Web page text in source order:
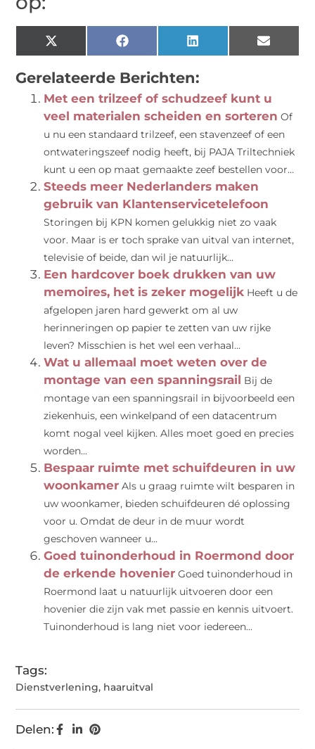
X
(Twitter)
Facebook LinkedIn Email
Gerelateerde Berichten:
Met een trilzeef of schudzeef kunt u
veel materialen scheiden en sorteren Of
u nu een standaard trilzeef, een stavenzeef of een
ontwateringszeef nodig heeft, bij PAJA Triltechniek
kunt u een op maat gemaakte zeef bestellen voor...
Steeds meer Nederlanders maken
gebruik van Klantenservicetelefoon
Storingen bij KPN komen gelukkig niet zo vaak
voor. Maar is er toch sprake van uitval van internet,
televisie of beide, dan wil je natuurlijk...
Een hardcover boek drukken van uw
memoires, het is zeker mogelijk Heeft u de
afgelopen jaren hard gewerkt om al uw
herinneringen op papier te zetten van uw rijke
leven? Misschien is het wel een verhaal...
Wat u allemaal moet weten over de
montage van een spanningsrail Bij de
montage van een spanningsrail in bijvoorbeeld een
ziekenhuis, een winkelpand of een datacentrum
komt nogal veel kijken. Alles moet goed en precies
worden...
Bespaar ruimte met schuifdeuren in uw
woonkamer Als u graag ruimte wilt besparen in
uw woonkamer, bieden schuifdeuren dé oplossing
voor u. Omdat de deur in de muur wordt
geschoven wanneer u...
Goed tuinonderhoud in Roermond door
de erkende hovenier Goed tuinonderhoud in
Roermond laat u natuurlijk uitvoeren door een
hovenier die zijn vak met passie en kennis uitvoert.
Tuinonderhoud is lang niet voor iedereen...
Tags:
Dienstverlening, haaruitval
Delen: